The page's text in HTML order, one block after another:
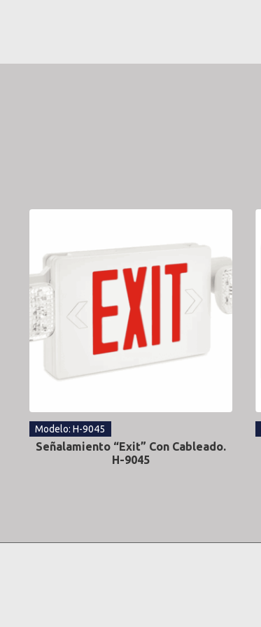
Modelo: H-9045
Señalamiento “Exit” Con Cableado.
H-9045